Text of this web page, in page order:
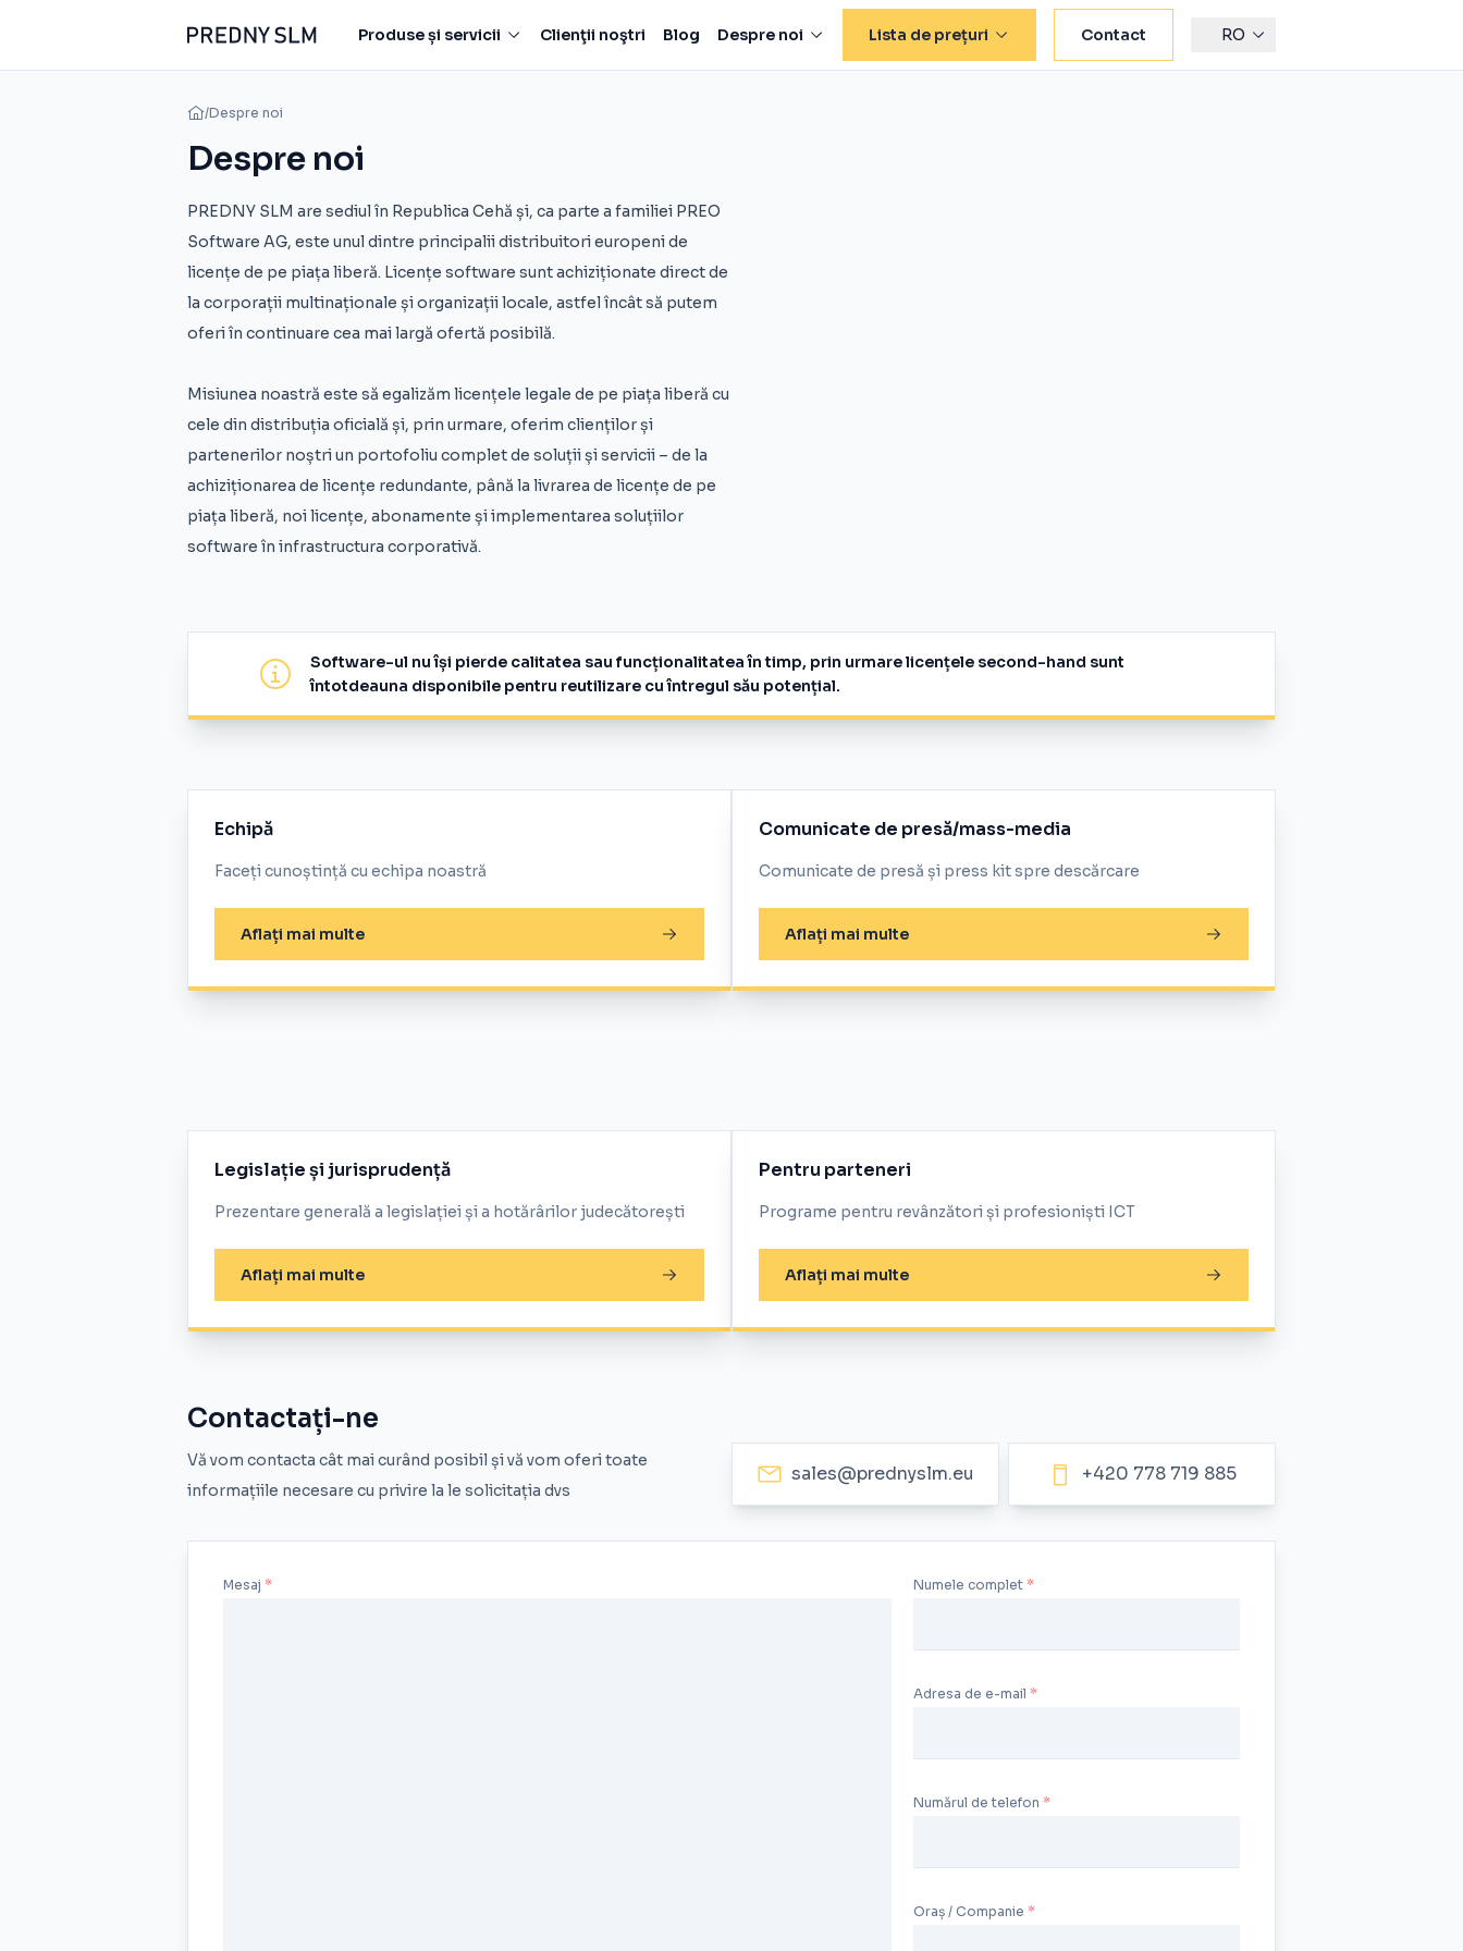
Produse și servicii Clienţii noştri Blog Despre noi Lista de prețuri Contact RO
/Despre noi
Despre noi
PREDNY SLM are sediul în Republica Cehă și, ca parte a familiei PREO
Software AG, este unul dintre principalii distribuitori europeni de
licențe de pe piața liberă. Licențe software sunt achiziționate direct de
la corporații multinaționale și organizații locale, astfel încât să putem
oferi în continuare cea mai largă ofertă posibilă.
Misiunea noastră este să egalizăm licențele legale de pe piața liberă cu
cele din distribuția oficială și, prin urmare, oferim clienților și
partenerilor noștri un portofoliu complet de soluții și servicii – de la
achiziționarea de licențe redundante, până la livrarea de licențe de pe
piața liberă, noi licențe, abonamente și implementarea soluțiilor
software în infrastructura corporativă.
Software-ul nu își pierde calitatea sau funcționalitatea în timp, prin urmare licențele second-hand sunt
întotdeauna disponibile pentru reutilizare cu întregul său potențial.
Echipă
Faceți cunoștință cu echipa noastră
Aflați mai multe
Comunicate de presă/mass-media
Comunicate de presă și press kit spre descărcare
Aflați mai multe
Legislație și jurisprudență
Prezentare generală a legislației și a hotărârilor judecătorești
Aflați mai multe
Pentru parteneri
Programe pentru revânzători și profesioniști ICT
Aflați mai multe
Contactați-ne
Vă vom contacta cât mai curând posibil și vă vom oferi toate
informațiile necesare cu privire la le solicitația dvs
sales@prednyslm.eu +420 778 719 885
Mesaj Numele complet
Adresa de e-mail
Numărul de telefon
Oraș / Companie